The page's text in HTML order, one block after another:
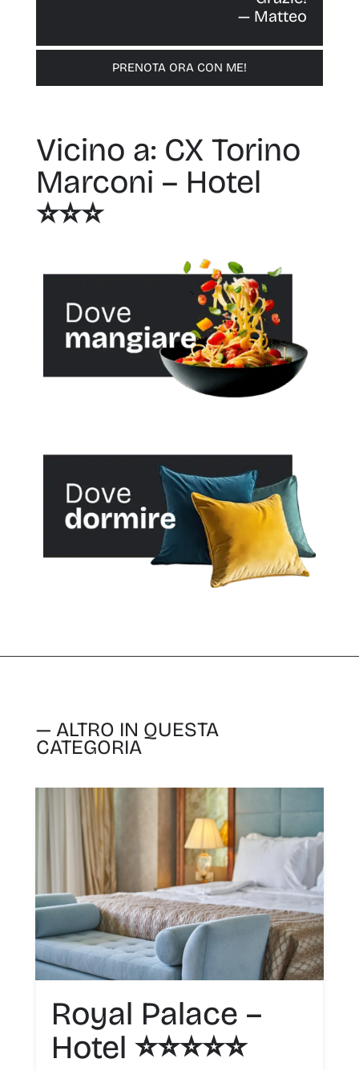
— Matteo
PRENOTA ORA CON ME!
Vicino a: CX Torino
Marconi – Hotel
⭐️⭐️⭐️
— ALTRO IN QUESTA
CATEGORIA
Royal Palace –
Hotel ⭐️⭐️⭐️⭐️⭐️